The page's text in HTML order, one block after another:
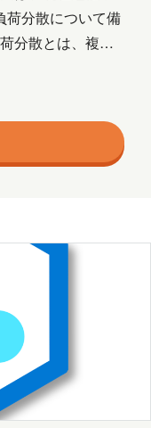
イベント
ト
事例
大阪
愛知
書道
犬
荷分散について備
分散とは、複数
ム全体のパフォ
ーバーやサービ
目的 負荷の均
多くのリクエスト
を防ぎます。 可用
ンしても、他の